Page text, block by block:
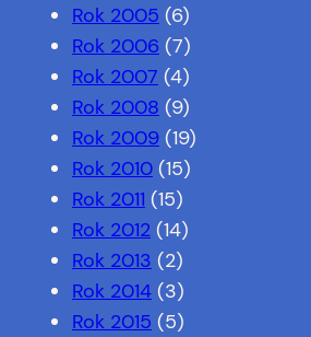
Rok 2005 (6)
Rok 2006 (7)
Rok 2007 (4)
Rok 2008 (9)
Rok 2009(19)
Rok 2010(15)
Rok 2011 (15)
Rok 2012(14)
Rok 2013 (2)
Rok 2014(3)
Rok 2015 (5)